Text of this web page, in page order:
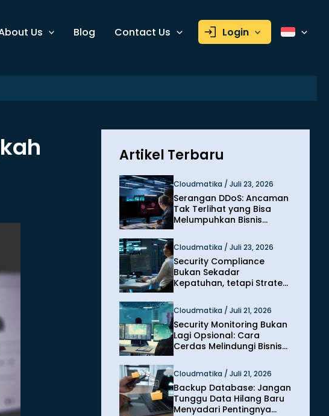
Us Blog Contact Us Login
Artikel Terbaru
Cloudmatika / Juli 23, 2026
Serangan DDoS: Ancaman
Tak Terlihat yang Bisa
Melumpuhkan Bisnis
Cloudmatika / Juli 23, 2026
Security Compliance
Bukan Sekadar
Kepatuhan, tetapi Strategi
Cloudmatika / Juli 21, 2026
Security Monitoring Bukan
Lagi Opsional: Cara
Cerdas Melindungi Bisnis
Cloudmatika / Juli 21, 2026
Backup Database: Jangan
Tunggu Data Hilang Baru
Menyadari Pentingnya